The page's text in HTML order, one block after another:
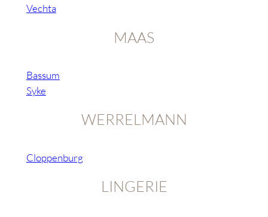
Vechta
MAAS
Bassum
Syke
WERRELMANN
Cloppenburg
LINGERIE